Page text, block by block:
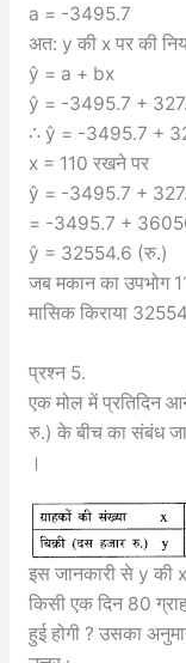
a = -3495.7
अत: y की x पर की
ŷ = a + bx
ŷ = -3495.7 +
∴ ŷ = -3495.7 +
x = 110 रखने पर
ŷ = -3495.7 +
= -3495.7 +
ŷ = 32554.6 (रु.)
जब मकान का उपभोग
मासिक किराया
प्रश्न 5.
एक मोल में प्रतिदिन
रु.) के बीच का संबंध
।
इस जानकारी से y की
किसी एक दिन 80
हुई होगी ? उसका